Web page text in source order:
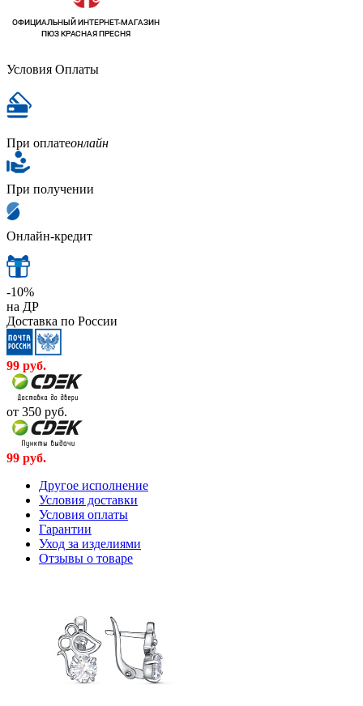
Условия Оплаты
При оплатеонлайн
При получении
Онлайн-кредит
-10%
на ДР
Доставка по России
99 руб.
от 350 руб.
99 руб.
Другое исполнение
Условия доставки
Условия оплаты
Гарантии
Уход за изделиями
Отзывы о товаре